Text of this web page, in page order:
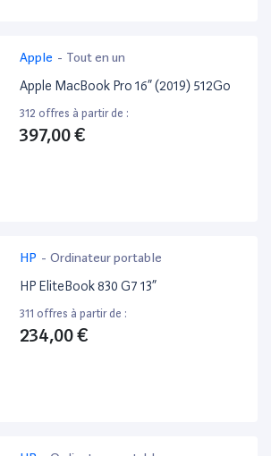
Apple - Tout en un
Apple MacBook Pro 16” (2019) 512Go
312 offres à partir de :
397,00 €
HP - Ordinateur portable
HP EliteBook 830 G7 13”
311 offres à partir de :
234,00 €